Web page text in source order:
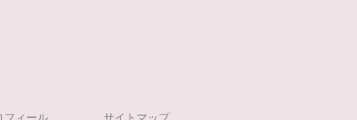
フィール サイトマップ